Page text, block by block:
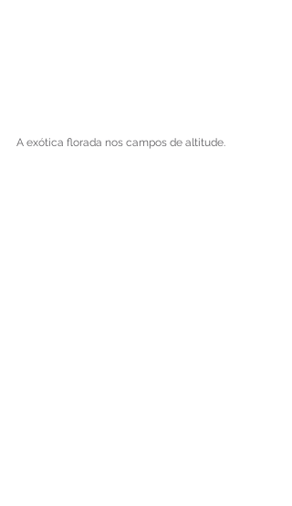
A exótica florada nos campos de altitude.